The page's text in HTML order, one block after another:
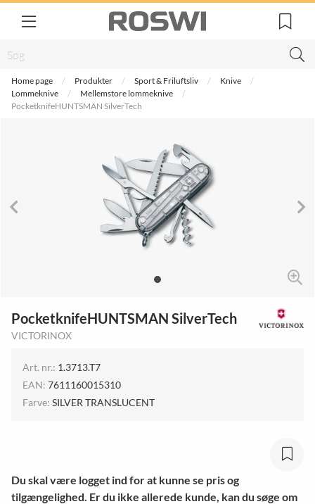
Home page Produkter Sport & Friluftsliv
Knive
Lommeknive
Mellemstore lommeknive
PocketknifeHUNTSMAN SilverTech
PocketknifeHUNTSMAN SilverTech
VICTORINOX
Art. nr.: 1.3713.T7
EAN: 7611160015310
Farve: SILVER TRANSLUCENT
Du skal være logget ind for at kunne se pris og
tilgængelighed. Er du ikke allerede kunde, kan du søge om